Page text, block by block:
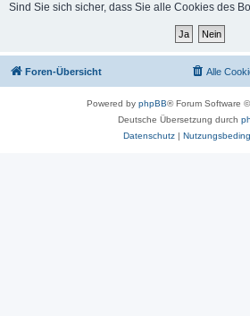
Sind Sie sich sicher, dass Sie alle Cookies des
Foren-Übersicht Alle
Powered by phpBB® Forum Software
Deutsche Übersetzung durch
Datenschutz|